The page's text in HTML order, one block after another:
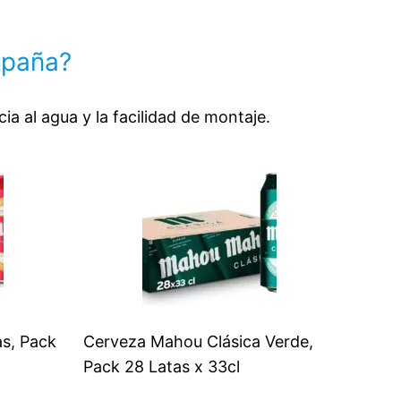
ventilación desde el interior
intemperie: postes de fibra de vidrio de alta
condición meteorológica. Exterior e interior
de poliéster 190T (columna de agua de
hasta 3000 mm), combinado con un
resistente suelo Oxford 210D. Para disfrutar
de un viaje de camping cómodo y seguro,
estaciones para trekking, familias
al agua y la facilidad de montaje.
Pack
Cerveza Mahou Clásica Verde,
Pack 28 Latas x 33cl